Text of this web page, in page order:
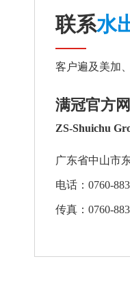
联系水
客户遍及美加
满冠官方
ZS-Shuichu
广东省中山市
电话： 0760-
传真： 0760-